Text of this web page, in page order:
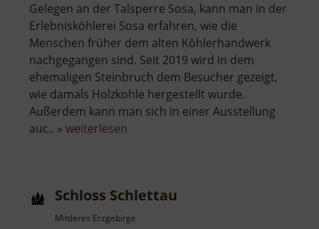
Gelegen an der Talsperre Sosa, kann man in der
Erlebnisköhlerei Sosa erfahren, wie die
Menschen früher dem alten Köhlerhandwerk
nachgegangen sind. Seit 2019 wird in dem
ehemaligen Steinbruch dem Besucher gezeigt,
wie damals Holzkohle hergestellt wurde.
Außerdem kann man sich in einer Ausstellung
auc.. » weiterlesen
Schloss Schlettau
Mittleres Erzgebirge